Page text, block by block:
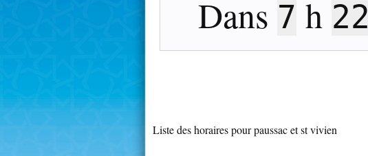
Dans 7 h 22
Liste des horaires pour paussac et st vivien